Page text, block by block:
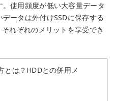
使用頻度が低い大容量データ
ータは外付けSSDに保存する
れぞれのメリットを享受でき
とは？HDDとの併用メ